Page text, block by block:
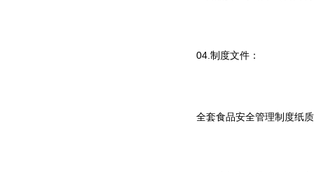
04.制度文件：
全套食品安全管理制度纸